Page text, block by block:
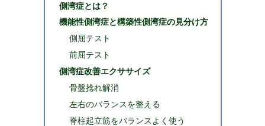
側湾症とは？
機能性側湾症と構築性側湾症の見分け方
側屈テスト
前屈テスト
側湾症改善エクササイズ
骨盤捻れ解消
左右のバランスを整える
脊柱起立筋をバランスよく使う